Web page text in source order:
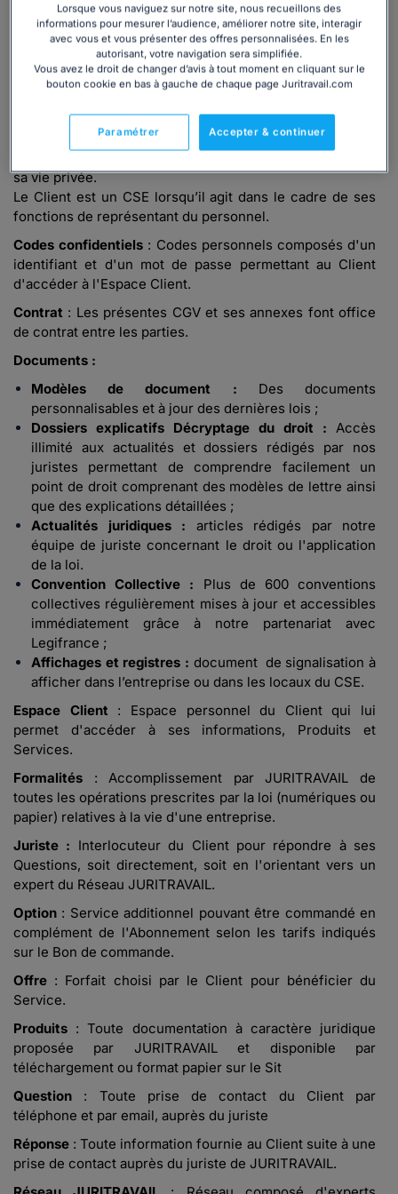
de JURITRAVAIL (abonnement, achat d’un Produit ou un
Service) et de son contenu.
: Toute personne, physique ou morale, ayant
souscrit à un Abonnement, acheté un Produit ou un
Le Client est un Professionnel lorsqu’il agit dans le cadre
et pour les besoins de son activité professionnelle.
sa vie privée.
Le Client est un CSE lorsqu’il agit dans le cadre de ses
fonctions de représentant du personnel.
Codes confidentiels : Codes personnels composés d'un
identifiant et d'un mot de passe permettant au Client
d'accéder à l'Espace Client.
Contrat : Les présentes CGV et ses annexes font office
de contrat entre les parties.
Documents :
Modèles de document : Des documents
personnalisables et à jour des dernières lois ;
Dossiers explicatifs Décryptage du droit : Accès
illimité aux actualités et dossiers rédigés par nos
juristes permettant de comprendre facilement un
point de droit comprenant des modèles de lettre ainsi
que des explications détaillées ;
Actualités juridiques : articles rédigés par notre
équipe de juriste concernant le droit ou l'application
de la loi.
Convention Collective : Plus de 600 conventions
collectives régulièrement mises à jour et accessibles
immédiatement grâce à notre partenariat avec
Legifrance ;
Affichages et registres : document de signalisation à
afficher dans l’entreprise ou dans les locaux du CSE.
Espace Client : Espace personnel du Client qui lui
permet d'accéder à ses informations, Produits et
Services.
Formalités : Accomplissement par JURITRAVAIL de
toutes les opérations prescrites par la loi (numériques ou
papier) relatives à la vie d'une entreprise.
Juriste : Interlocuteur du Client pour répondre à ses
Questions, soit directement, soit en l'orientant vers un
expert du Réseau JURITRAVAIL.
Option : Service additionnel pouvant être commandé en
complément de l'Abonnement selon les tarifs indiqués
sur le Bon de commande.
Offre : Forfait choisi par le Client pour bénéficier du
Service.
Produits : Toute documentation à caractère juridique
proposée par JURITRAVAIL et disponible par
téléchargement ou format papier sur le Sit
Question : Toute prise de contact du Client par
téléphone et par email, auprès du juriste
Réponse : Toute information fournie au Client suite à une
prise de contact auprès du juriste de JURITRAVAIL.
Lorsque vous naviguez sur notre site, nous recueillons des
informations pour mesurer l’audience, améliorer notre site, interagir
avec vous et vous présenter des offres personnalisées. En les
autorisant, votre navigation sera simplifiée.
Vous avez le droit de changer d’avis à tout moment en cliquant sur le
bouton cookie en bas à gauche de chaque page Juritravail.com
Accepter & continuer
Paramétrer